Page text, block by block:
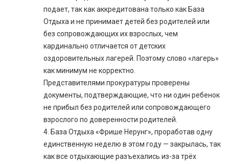
подает, так как аккредитована только как База
Отдыха и не принимает детей без родителей или
без сопровождающих их взрослых, чем
кардинально отличается от детских
оздоровительных лагерей. Поэтому слово «лагерь»
как минимум не корректно.
Представителями прокуратуры проверены
документы, подтверждающие, что ни один ребенок
не прибыл без родителей или сопровождающего
взрослого по доверенности родителей.
4. База Отдыха «Фрише Нерунг», проработав одну
единственную неделю в этом году — закрылась, так
как все отдыхающие разъехались из-за трёх